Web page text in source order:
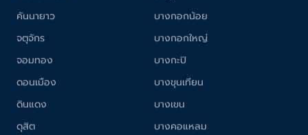
คันนายาว
จตุจักร
จอมทอง
ดอนเมือง
ดินแดง
ดุสิต
บางกอกน้อย
บางกอกใหญ่
บางกะปิ
บางขุนเทียน
บางเขน
บางคอแหลม